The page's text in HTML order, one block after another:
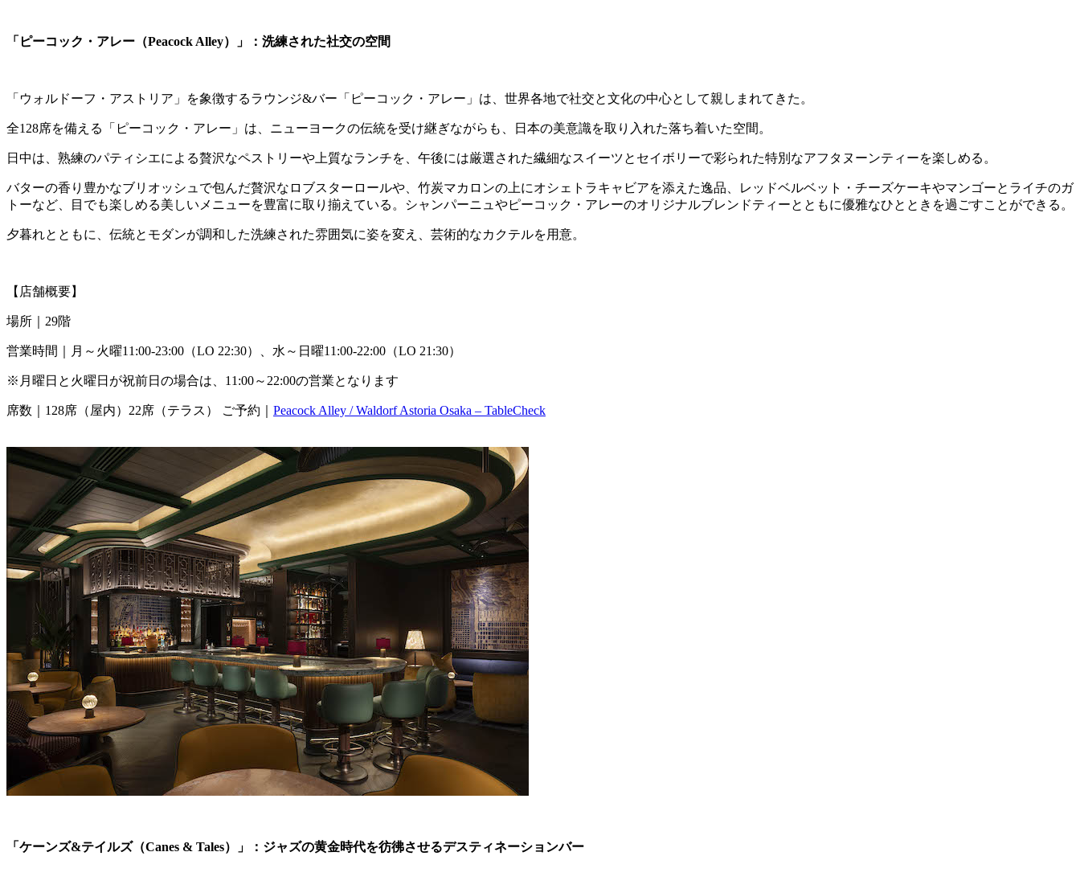
「ピーコック・アレー（Peacock Alley）」：洗練された社交の空間
「ウォルドーフ・アストリア」を象徴するラウンジ&バー「ピーコック・アレー」は、世界各地で社交と文化の中心として親しまれてきた。
全128席を備える「ピーコック・アレー」は、ニューヨークの伝統を受け継ぎながらも、日本の美意識を取り入れた落ち着いた空間。
日中は、熟練のパティシエによる贅沢なペストリーや上質なランチを、午後には厳選された繊細なスイーツとセイボリーで彩られた特別なアフタヌーンティーを楽しめる。
バターの香り豊かなブリオッシュで包んだ贅沢なロブスターロールや、竹炭マカロンの上にオシェトラキャビアを添えた逸品、レッドベルベット・チーズケーキやマンゴーとライチのガ
トーなど、目でも楽しめる美しいメニューを豊富に取り揃えている。シャンパーニュやピーコック・アレーのオリジナルブレンドティーとともに優雅なひとときを過ごすことができる。
夕暮れとともに、伝統とモダンが調和した洗練された雰囲気に姿を変え、芸術的なカクテルを用意。
【店舗概要】
場所｜29階
営業時間｜月～火曜11:00-23:00（LO 22:30）、水～日曜11:00-22:00（LO 21:30）
※月曜日と火曜日が祝前日の場合は、11:00～22:00の営業となります
席数｜128席（屋内）22席（テラス） ご予約｜ Peacock Alley / Waldorf Astoria Osaka – TableCheck
「ケーンズ&テイルズ（Canes & Tales）」：ジャズの黄金時代を彷彿させるデスティネーションバー